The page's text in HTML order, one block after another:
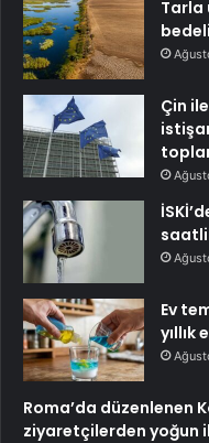
Tarla
Çin
Ev
yıllık
Roma’da düzenlenen
ziyaretçilerden yoğun